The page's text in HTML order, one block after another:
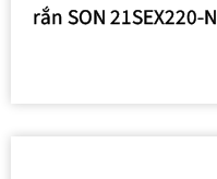
rắn SON 21SEX220-N